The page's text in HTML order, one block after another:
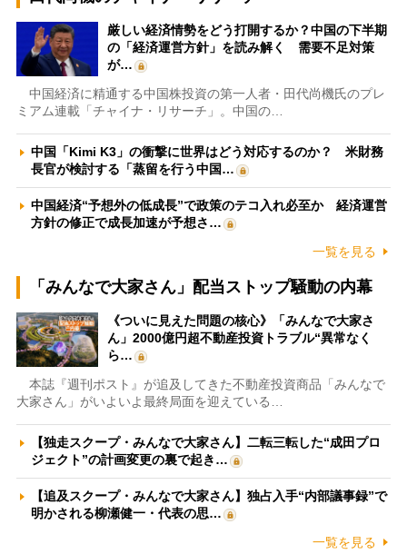
厳しい経済情勢をどう打開するか？中国の下半期
の「経済運営方針」を読み解く 需要不足対策
が…
中国経済に精通する中国株投資の第一人者・田代尚機氏のプレ
ミアム連載「チャイナ・リサーチ」。中国の…
中国「Kimi K3」の衝撃に世界はどう対応するのか？ 米財務
長官が検討する「蒸留を行う中国…
中国経済“予想外の低成長”で政策のテコ入れ必至か 経済運営
方針の修正で成長加速が予想さ…
一覧を見る
「みんなで大家さん」配当ストップ騒動の内幕
《ついに見えた問題の核心》「みんなで大家さ
ん」2000億円超不動産投資トラブル“異常なく
ら…
本誌『週刊ポスト』が追及してきた不動産投資商品「みんなで
大家さん」がいよいよ最終局面を迎えている…
【独走スクープ・みんなで大家さん】二転三転した“成田プロ
ジェクト”の計画変更の裏で起き…
【追及スクープ・みんなで大家さん】独占入手“内部議事録”で
明かされる柳瀬健一・代表の思…
一覧を見る